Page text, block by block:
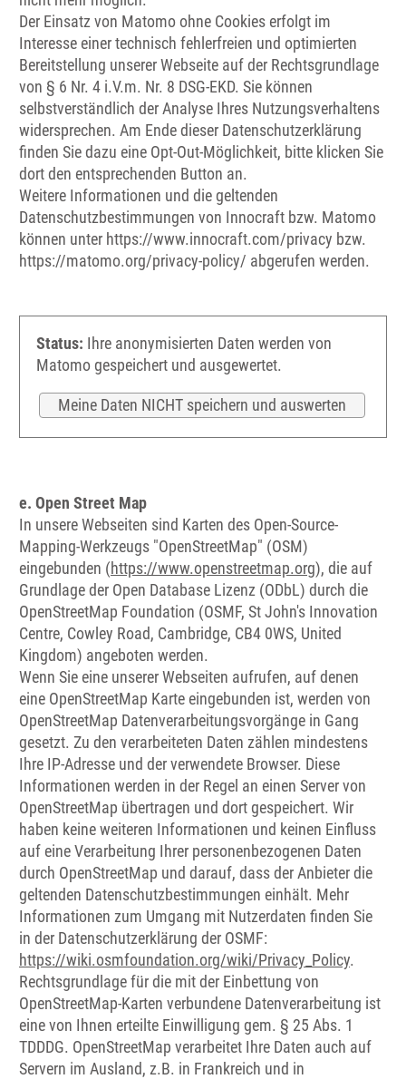
Der Einsatz von Matomo ohne Cookies erfolgt im
Interesse einer technisch fehlerfreien und optimierten
Bereitstellung unserer Webseite auf der Rechtsgrundlage
von § 6 Nr. 4 i.V.m. Nr. 8 DSG-EKD. Sie können
selbstverständlich der Analyse Ihres Nutzungsverhaltens
widersprechen. Am Ende dieser Datenschutzerklärung
finden Sie dazu eine Opt-Out-Möglichkeit, bitte klicken Sie
dort den entsprechenden Button an.
Weitere Informationen und die geltenden
Datenschutzbestimmungen von Innocraft bzw. Matomo
können unter https://www.innocraft.com/privacy bzw.
https://matomo.org/privacy-policy/ abgerufen werden.
Status: Ihre anonymisierten Daten werden von
Matomo gespeichert und ausgewertet.
Meine Daten NICHT speichern und auswerten
e. Open Street Map
In unsere Webseiten sind Karten des Open-Source-
Mapping-Werkzeugs "OpenStreetMap" (OSM)
eingebunden (https://www.openstreetmap.org), die auf
Grundlage der Open Database Lizenz (ODbL) durch die
OpenStreetMap Foundation (OSMF, St John's Innovation
Centre, Cowley Road, Cambridge, CB4 0WS, United
Kingdom) angeboten werden.
Wenn Sie eine unserer Webseiten aufrufen, auf denen
eine OpenStreetMap Karte eingebunden ist, werden von
OpenStreetMap Datenverarbeitungsvorgänge in Gang
gesetzt. Zu den verarbeiteten Daten zählen mindestens
Ihre IP-Adresse und der verwendete Browser. Diese
Informationen werden in der Regel an einen Server von
OpenStreetMap übertragen und dort gespeichert. Wir
haben keine weiteren Informationen und keinen Einfluss
auf eine Verarbeitung Ihrer personenbezogenen Daten
durch OpenStreetMap und darauf, dass der Anbieter die
geltenden Datenschutzbestimmungen einhält. Mehr
Informationen zum Umgang mit Nutzerdaten finden Sie
in der Datenschutzerklärung der OSMF:
https://wiki.osmfoundation.org/wiki/Privacy_Policy.
Rechtsgrundlage für die mit der Einbettung von
OpenStreetMap-Karten verbundene Datenverarbeitung ist
eine von Ihnen erteilte Einwilligung gem. § 25 Abs. 1
TDDDG. OpenStreetMap verarbeitet Ihre Daten auch auf
Servern im Ausland, z.B. in Frankreich und in